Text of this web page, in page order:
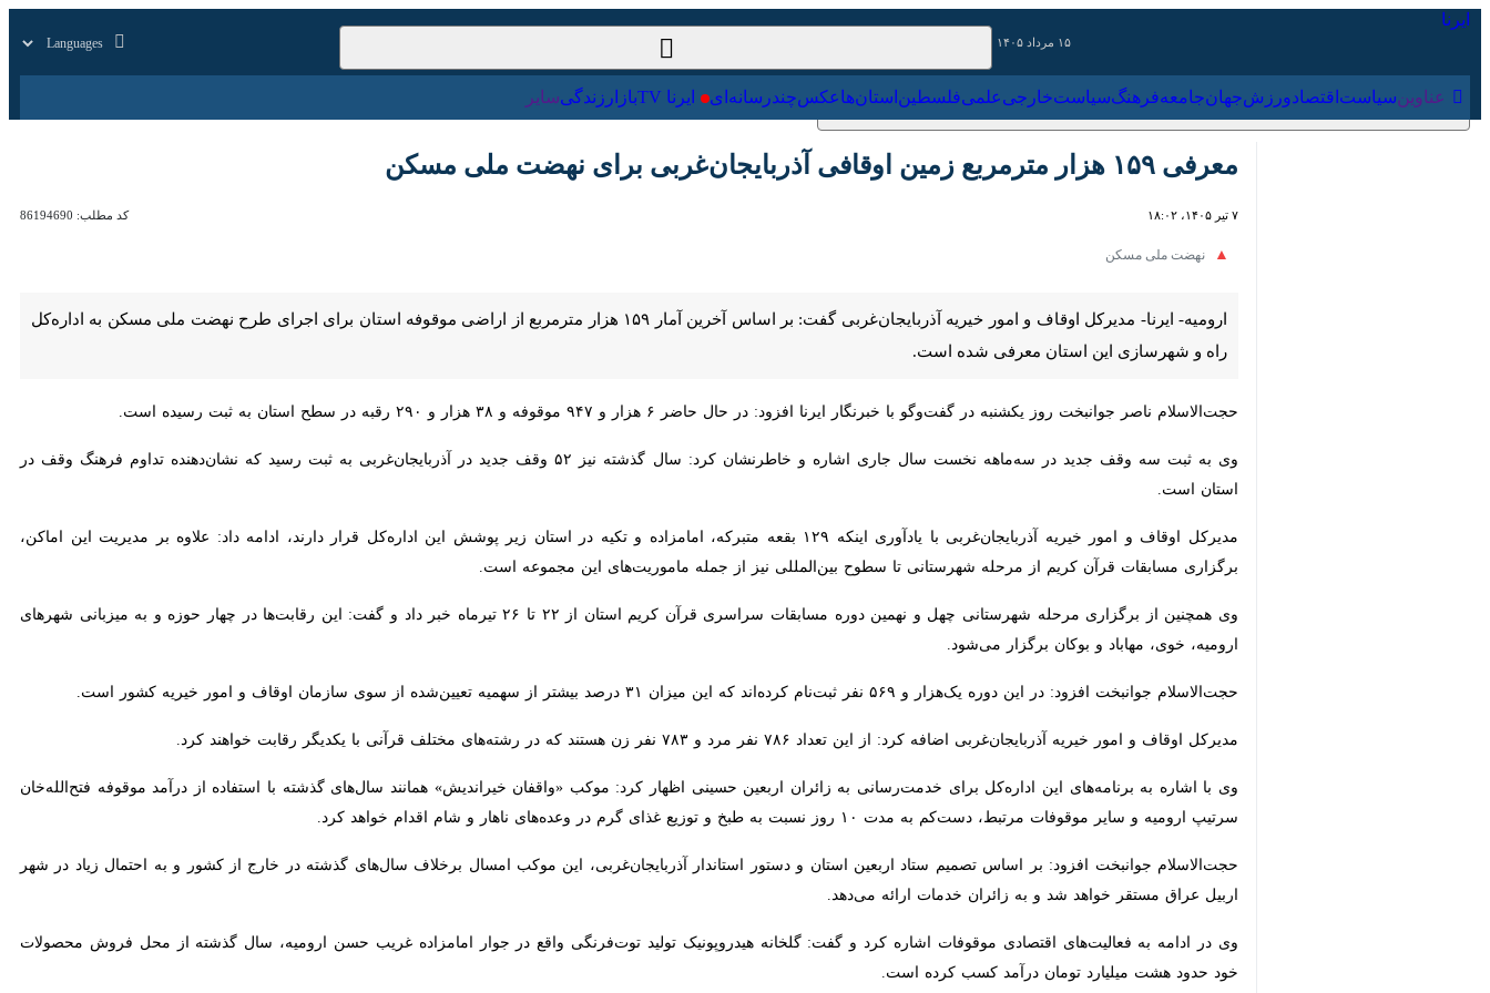
عناوین‌ سیاست اقتصاد ورزش جهان جامعه فرهنگ سیاست‌خارجی علمی فلسطین استان‌ها عکس چندرسانه‌ای ایرنا TV
معرفی ۱۵۹ هزار مترمربع زمین اوقافی آذربایجان‌غربی برای نهضت ملی مسکن
کد مطلب:
86194690
نهضت ملی مسکن
ارومیه- ایرنا- مدیرکل اوقاف و امور خیریه آذربایجان‌غربی گفت: بر اساس آخرین آمار ۱۵۹ هزار مترمربع از اراضی موقوفه استان برای اجرای طرح نهضت ملی مسکن به اداره‌کل راه و شهرسازی
این استان معرفی شده است.
حجت‌الاسلام ناصر جوانبخت روز یکشنبه در گفت‌وگو با خبرنگار ایرنا افزود: در حال حاضر ۶ هزار و ۹۴۷ موقوفه و ۳۸ هزار و ۲۹۰ رقبه در سطح استان به ثبت رسیده است.
وی به ثبت سه وقف جدید در سه‌ماهه نخست سال جاری اشاره و خاطرنشان کرد: سال گذشته نیز ۵۲ وقف جدید در آذربایجان‌غربی به ثبت رسید که نشان‌دهنده تداوم فرهنگ وقف در استان
است.
مدیرکل اوقاف و امور خیریه آذربایجان‌غربی با یادآوری اینکه ۱۲۹ بقعه متبرکه، امامزاده و تکیه در استان زیر پوشش این اداره‌کل قرار دارند، ادامه داد: علاوه بر مدیریت این اماکن، برگزاری مسابقات
قرآن کریم از مرحله شهرستانی تا سطوح بین‌المللی نیز از جمله ماموریت‌های این مجموعه است.
وی همچنین از برگزاری مرحله شهرستانی چهل‌ و نهمین دوره مسابقات سراسری قرآن کریم استان از ۲۲ تا ۲۶ تیرماه خبر داد و گفت: این رقابت‌ها در چهار حوزه و به میزبانی شهرهای ارومیه، خوی،
مهاباد و بوکان برگزار می‌شود.
حجت‌الاسلام جوانبخت افزود: در این دوره یک‌هزار و ۵۶۹ نفر ثبت‌نام کرده‌اند که این میزان ۳۱ درصد بیشتر از سهمیه تعیین‌شده از سوی سازمان اوقاف و امور خیریه کشور است.
مدیرکل اوقاف و امور خیریه آذربایجان‌غربی اضافه کرد: از این تعداد ۷۸۶ نفر مرد و ۷۸۳ نفر زن هستند که در رشته‌های مختلف قرآنی با یکدیگر رقابت خواهند کرد.
وی با اشاره به برنامه‌های این اداره‌کل برای خدمت‌رسانی به زائران اربعین حسینی اظهار کرد: موکب «واقفان خیراندیش» همانند سال‌های گذشته با استفاده از درآمد موقوفه فتح‌الله‌خان سرتیپ
ارومیه و سایر موقوفات مرتبط، دست‌کم به مدت ۱۰ روز نسبت به طبخ و توزیع غذای گرم در وعده‌های ناهار و شام اقدام خواهد کرد.
حجت‌الاسلام جوانبخت افزود: بر اساس تصمیم ستاد اربعین استان و دستور استاندار آذربایجان‌غربی، این موکب امسال برخلاف سال‌های گذشته در خارج از کشور و به احتمال زیاد در شهر اربیل
عراق مستقر خواهد شد و به زائران خدمات ارائه می‌دهد.
وی در ادامه به فعالیت‌های اقتصادی موقوفات اشاره کرد و گفت: گلخانه هیدروپونیک تولید توت‌فرنگی واقع در جوار امامزاده غریب حسن ارومیه، سال گذشته از محل فروش محصولات خود حدود
هشت میلیارد تومان درآمد کسب کرده است.